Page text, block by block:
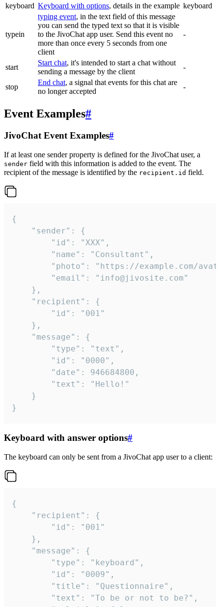
keyboard Keyboard with options, details in the example keyboard
typein
typing event, in the text field of this message
you can send the typed text so that it is visible
to the JivoChat app user. Send this event no
more than once every 5 seconds from one
client
-
start
Start chat, it's intended to start a chat without
sending a message by the client
-
stop
End chat, a signal that events for this chat are
no longer accepted
-
Event Examples#
JivoChat Event Examples#
If at least one sender property is defined for the JivoChat user, a
sender field with this information is added to the event. The
recipient of the message is identified by the recipient.id field.
{
}
Keyboard with answer options#
The keyboard can only be sent from a JivoChat app user to a client:
{